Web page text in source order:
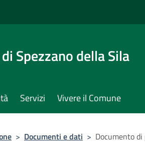
Spezzano della Sila
Servizi Vivere il Comune
> Documenti e dati > Documento